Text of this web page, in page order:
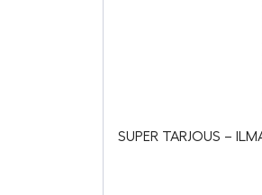
SUPER TARJOUS –